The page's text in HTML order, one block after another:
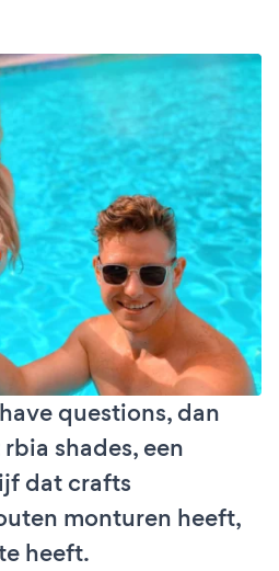
questions, dan
shades, een
dat crafts
monturen heeft,
heeft.